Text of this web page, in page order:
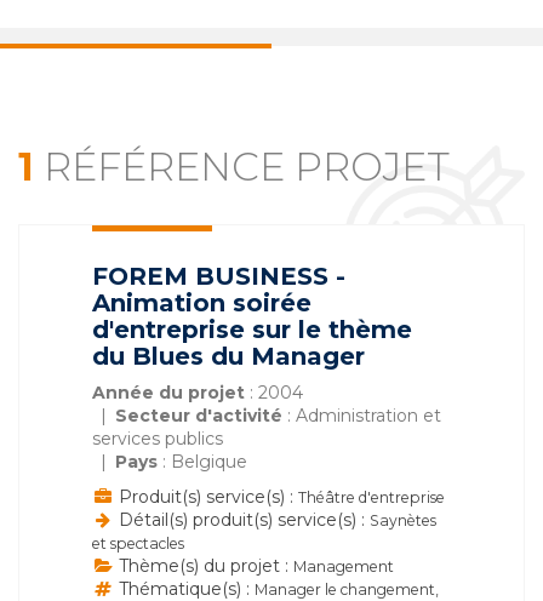
1 RÉFÉRENCE PROJET
FOREM BUSINESS -
Animation soirée
d'entreprise sur le thème
du Blues du Manager
Année du projet : 2004
Secteur d'activité : Administration et
services publics
Pays : Belgique
Produit(s) service(s) : Théâtre d'entreprise
Détail(s) produit(s) service(s) : Saynètes
et spectacles
Thème(s) du projet : Management
Thématique(s) : Manager le changement,